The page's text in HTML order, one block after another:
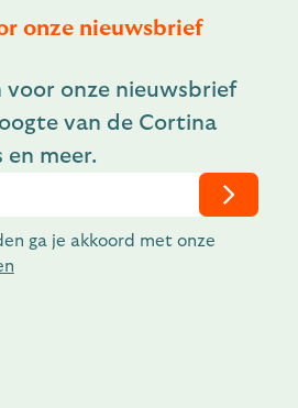
onze nieuwsbrief
voor onze nieuwsbrief
van de Cortina
en meer.
ga je akkoord met onze